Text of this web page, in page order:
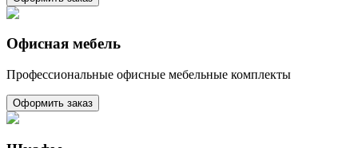
Офисная мебель
Профессиональные офисные мебельные комплекты
Оформить заказ